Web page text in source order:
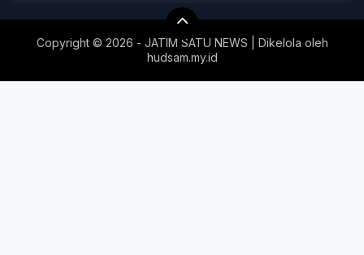
Copyright © 2026 - JATIM SATU NEWS | Dikelola oleh
hudsam.my.id